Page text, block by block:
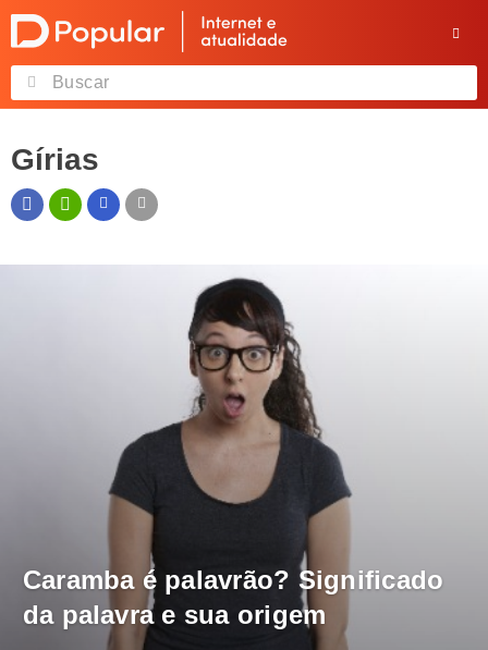
Gírias
Caramba é palavrão? Significado
da palavra e sua origem